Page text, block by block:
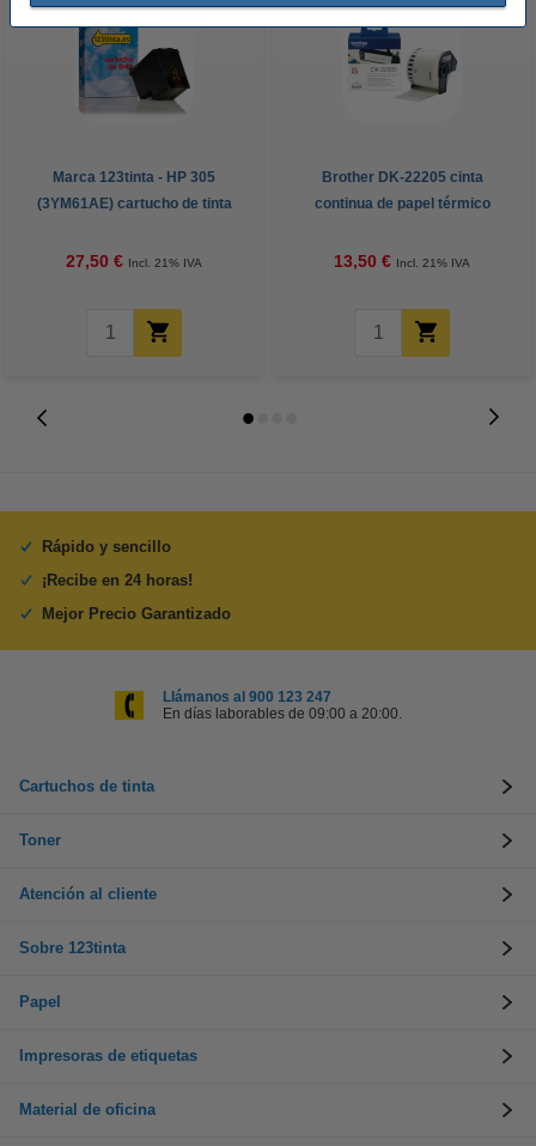
Marca 123tinta - HP 305
(3YM61AE) cartucho de tinta
27,50 € Incl. 21% IVA
Brother DK-22205 cinta
continua de papel térmico
13,50 € Incl. 21% IVA
Rápido y sencillo
¡Recibe en 24 horas!
Mejor Precio Garantizado
Llámanos al 900 123 247
En días laborables de 09:00 a 20:00.
Cartuchos de tinta
Toner
Atención al cliente
Sobre 123tinta
Papel
Impresoras de etiquetas
Material de oficina